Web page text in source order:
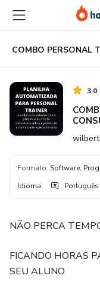
para
conteúdo
principal
para
pagamento
para
rodapé
3.0
Formato: Software,
Idioma: Português
NÃO PERCA
FICANDO HORAS
SEU ALUNO